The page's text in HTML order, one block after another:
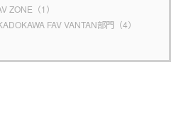
ZONE（1）
FAV VANTAN部門（4）